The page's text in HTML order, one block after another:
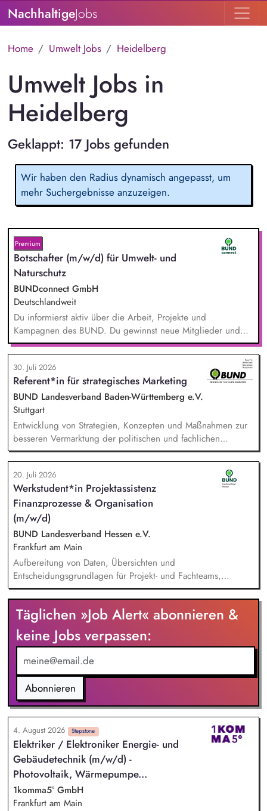
NachhaltigeJobs
Home Umwelt Jobs Heidelberg
Umwelt Jobs in
Heidelberg
Geklappt: 17 Jobs gefunden
Wir haben den Radius dynamisch angepasst, um
mehr Suchergebnisse anzuzeigen.
Premium
Botschafter (m/w/d) für Umwelt- und
Naturschutz
BUNDconnect GmbH
Deutschlandweit
Du informierst aktiv über die Arbeit, Projekte und
Kampagnen des BUND. Du gewinnst neue Mitglieder und
stärkst damit langfristig den Umwelt- und Naturschutz. Du
beantwortest Fragen zu Umwelt-, Arten- und Klimaschutz nach
bestem Wissen und Gewissen. Du unterstützt Kampagnen
und Aktionen, beispielsweise durch das Sammeln von
Unterschriften für Petitionen.
30. Juli 2026
Referent*in für strategisches Marketing
BUND Landesverband Baden-Württemberg e.V.
Stuttgart
Entwicklung von Strategien, Konzepten und Maßnahmen zur
besseren Vermarktung der politischen und fachlichen
Aktivitäten des BUND Baden-Württemberg, Beratung,
Unterstützung und Qualifizierung der Haupt- und
Ehrenamtlichen im BUND zur Verbesserung der öffentlichen
Sichtbarkeit des BUND, Konzeptionelle Begleitung des
BUND-Auftritts bei Veranstaltungen, Aktionen u.ä.
20. Juli 2026
Werkstudent*in Projektassistenz
Finanzprozesse & Organisation
(m/w/d)
BUND Landesverband Hessen e.V.
Frankfurt am Main
Aufbereitung von Daten, Übersichten und
Entscheidungsgrundlagen für Projekt- und Fachteams,
Mitarbeit an organisatorischen Konzepten, Abläufen und
Arbeitsdokumenten, Unterstützung im Projektmanagement (z.
B. Protokolle, Aufgabenverfolgung, Terminvorbereitung),
Recherchen zu organisatorischen und finanzbezogenen
Fragestellungen, Pflege und Strukturierung von Projekt- und
Organisationsdokumentationen, allgemeine unterstützende
Tätigkeiten im Bereich Finanzverwaltung und Organisation.
Täglichen »Job Alert« abonnieren &
keine Jobs verpassen:
Abonnieren
4. August 2026 Stepstone
Elektriker / Elektroniker Energie- und
Gebäudetechnik (m/w/d) -
Photovoltaik, Wärmepumpe...
1komma5° GmbH
Frankfurt am Main